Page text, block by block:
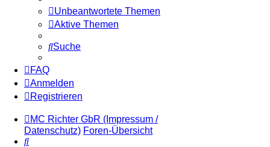
Unbeantwortete Themen
Aktive Themen
Suche
FAQ
Anmelden
Registrieren
MC Richter GbR (Impressum /
Datenschutz) Foren-Übersicht
Suche